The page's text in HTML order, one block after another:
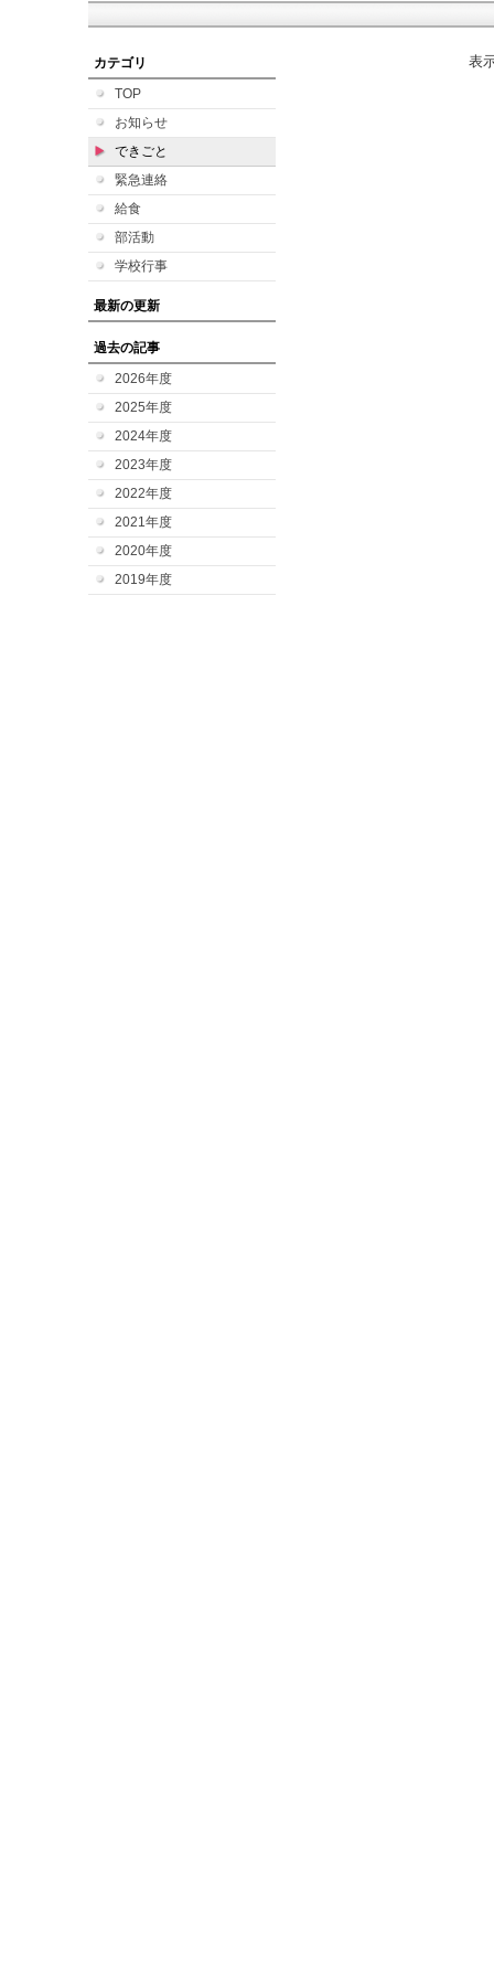
カテゴリ
TOP
お知らせ
できごと
緊急連絡
給食
部活動
学校行事
最新の更新
過去の記事
2026年度
2025年度
2024年度
2023年度
2022年度
2021年度
2020年度
2019年度
表